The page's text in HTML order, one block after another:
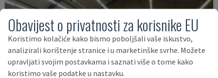
Obavijest o privatnosti za korisnike EU
Koristimo kolačiće kako bismo poboljšali vaše iskustvo,
analizirali korištenje stranice i u marketinške svrhe. Možete
upravljati svojim postavkama i saznati više o tome kako
koristimo vaše podatke u nastavku.